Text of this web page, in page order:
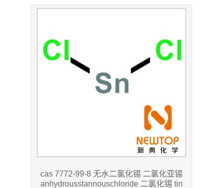
cas 7772-99-8 无水二氯化锡 二氯化亚锡
anhydrousstannouschloride 二氯化锡 tin